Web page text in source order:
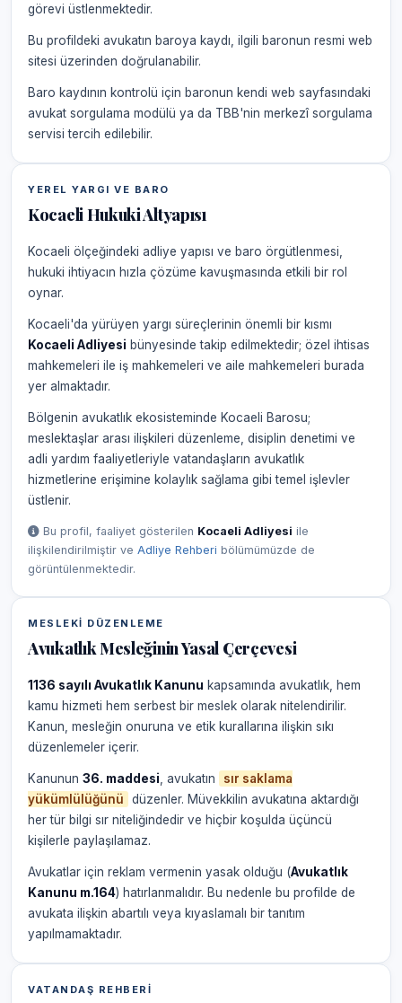
görevi üstlenmektedir.
Bu profildeki avukatın baroya kaydı, ilgili baronun resmi web
sitesi üzerinden doğrulanabilir.
Baro kaydının kontrolü için baronun kendi web sayfasındaki
avukat sorgulama modülü ya da TBB'nin merkezî sorgulama
servisi tercih edilebilir.
YEREL YARGI VE BARO
Kocaeli Hukuki Altyapısı
Kocaeli ölçeğindeki adliye yapısı ve baro örgütlenmesi,
hukuki ihtiyacın hızla çözüme kavuşmasında etkili bir rol
oynar.
Kocaeli'da yürüyen yargı süreçlerinin önemli bir kısmı
Kocaeli Adliyesi bünyesinde takip edilmektedir; özel ihtisas
mahkemeleri ile iş mahkemeleri ve aile mahkemeleri burada
yer almaktadır.
Bölgenin avukatlık ekosisteminde Kocaeli Barosu;
meslektaşlar arası ilişkileri düzenleme, disiplin denetimi ve
adli yardım faaliyetleriyle vatandaşların avukatlık
hizmetlerine erişimine kolaylık sağlama gibi temel işlevler
üstlenir.
Bu profil, faaliyet gösterilen Kocaeli Adliyesi ile
ilişkilendirilmiştir ve Adliye Rehberi bölümümüzde de
görüntülenmektedir.
MESLEKI DÜZENLEME
Avukatlık Mesleğinin Yasal Çerçevesi
1136 sayılı Avukatlık Kanunu kapsamında avukatlık, hem
kamu hizmeti hem serbest bir meslek olarak nitelendirilir.
Kanun, mesleğin onuruna ve etik kurallarına ilişkin sıkı
düzenlemeler içerir.
Kanunun 36. maddesi , avukatın
sır saklama
yükümlülüğünü
düzenler. Müvekkilin avukatına aktardığı
her tür bilgi sır niteliğindedir ve hiçbir koşulda üçüncü
kişilerle paylaşılamaz.
Avukatlar için reklam vermenin yasak olduğu (Avukatlık
Kanunu m.164) hatırlanmalıdır. Bu nedenle bu profilde de
avukata ilişkin abartılı veya kıyaslamalı bir tanıtım
yapılmamaktadır.
VATANDAŞ REHBERI